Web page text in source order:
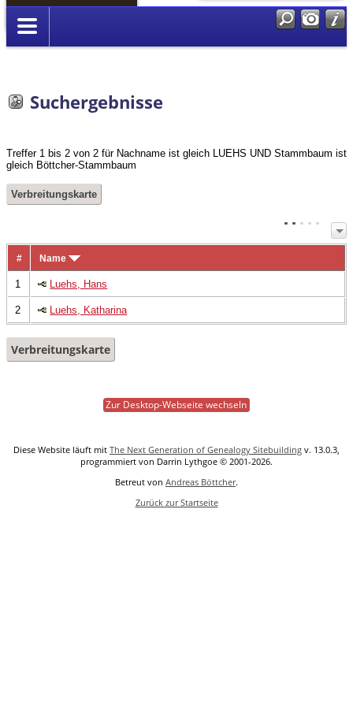
Anmelden
Suchergebnisse
Treffer 1 bis 2 von 2 für Nachname ist gleich LUEHS UND Stammbaum ist
gleich Böttcher-Stammbaum
Verbreitungskarte
# Name
1 Luehs, Hans
2 Luehs, Katharina
Verbreitungskarte
Zur Desktop-Webseite wechseln
Diese Website läuft mit The Next Generation of Genealogy Sitebuilding v. 13.0.3,
programmiert von Darrin Lythgoe © 2001-2026.
Betreut von Andreas Böttcher.
Zurück zur Startseite